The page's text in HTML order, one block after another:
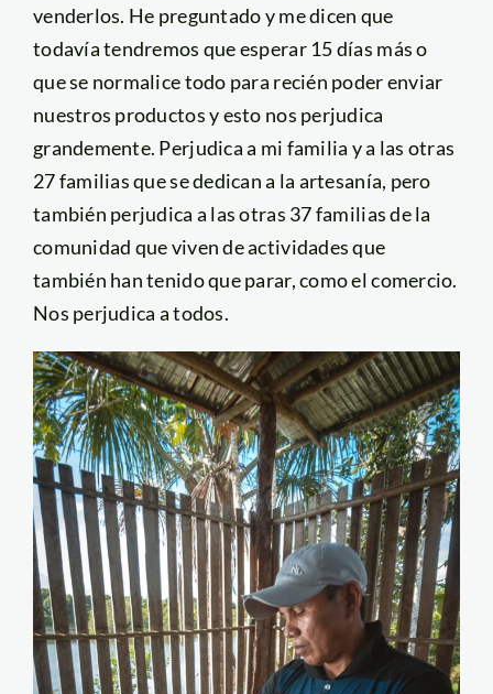
venderlos. He preguntado y me dicen que
todavía tendremos que esperar 15 días más o
que se normalice todo para recién poder enviar
nuestros productos y esto nos perjudica
grandemente. Perjudica a mi familia y a las otras
27 familias que se dedican a la artesanía, pero
también perjudica a las otras 37 familias de la
comunidad que viven de actividades que
también han tenido que parar, como el comercio.
Nos perjudica a todos.